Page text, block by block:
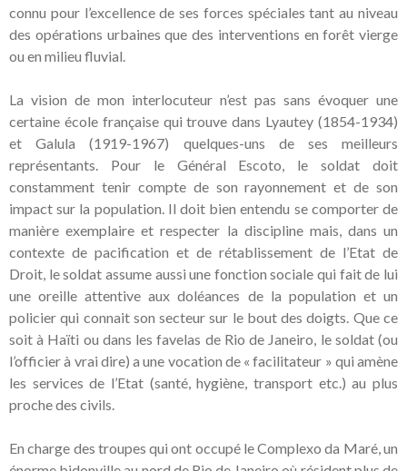
connu pour l’excellence de ses forces spéciales tant au niveau
des opérations urbaines que des interventions en forêt vierge
ou en milieu fluvial.
La vision de mon interlocuteur n’est pas sans évoquer une
certaine école française qui trouve dans Lyautey (1854-1934)
et Galula (1919-1967) quelques-uns de ses meilleurs
représentants. Pour le Général Escoto, le soldat doit
constamment tenir compte de son rayonnement et de son
impact sur la population. Il doit bien entendu se comporter de
manière exemplaire et respecter la discipline mais, dans un
contexte de pacification et de rétablissement de l’Etat de
Droit, le soldat assume aussi une fonction sociale qui fait de lui
une oreille attentive aux doléances de la population et un
policier qui connait son secteur sur le bout des doigts. Que ce
soit à Haïti ou dans les favelas de Rio de Janeiro, le soldat (ou
l’officier à vrai dire) a une vocation de « facilitateur » qui amène
les services de l’Etat (santé, hygiène, transport etc.) au plus
proche des civils.
En charge des troupes qui ont occupé le Complexo da Maré, un